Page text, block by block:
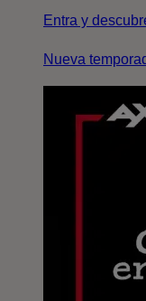
Entra y
Nueva